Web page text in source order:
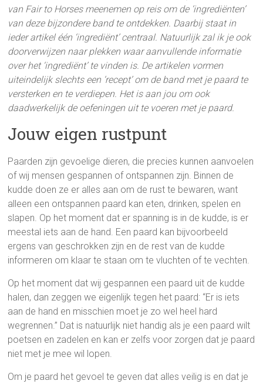
van Fair to Horses meenemen op reis om de ‘ingrediënten’
van deze bijzondere band te ontdekken. Daarbij staat in
ieder artikel één ‘ingrediënt’ centraal. Natuurlijk zal ik je ook
doorverwijzen naar plekken waar aanvullende informatie
over het ‘ingrediënt’ te vinden is. De artikelen vormen
uiteindelijk slechts een ‘recept’ om de band met je paard te
versterken en te verdiepen. Het is aan jou om ook
daadwerkelijk de oefeningen uit te voeren met je paard.
Jouw eigen rustpunt
Paarden zijn gevoelige dieren, die precies kunnen aanvoelen
of wij mensen gespannen of ontspannen zijn. Binnen de
kudde doen ze er alles aan om de rust te bewaren, want
alleen een ontspannen paard kan eten, drinken, spelen en
slapen. Op het moment dat er spanning is in de kudde, is er
meestal iets aan de hand. Een paard kan bijvoorbeeld
ergens van geschrokken zijn en de rest van de kudde
informeren om klaar te staan om te vluchten of te vechten.
Op het moment dat wij gespannen een paard uit de kudde
halen, dan zeggen we eigenlijk tegen het paard: “Er is iets
aan de hand en misschien moet je zo wel heel hard
wegrennen.” Dat is natuurlijk niet handig als je een paard wilt
poetsen en zadelen en kan er zelfs voor zorgen dat je paard
niet met je mee wil lopen.
Om je paard het gevoel te geven dat alles veilig is en dat je